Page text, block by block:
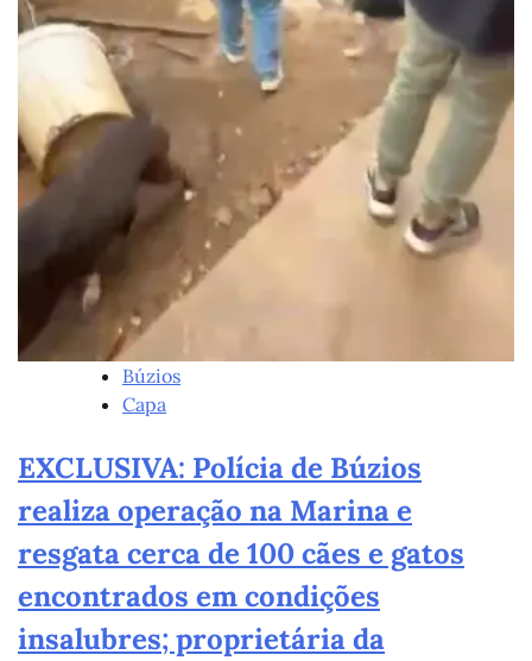
Búzios
Capa
EXCLUSIVA: Polícia de Búzios
realiza operação na Marina e
resgata cerca de 100 cães e gatos
encontrados em condições
insalubres; proprietária da